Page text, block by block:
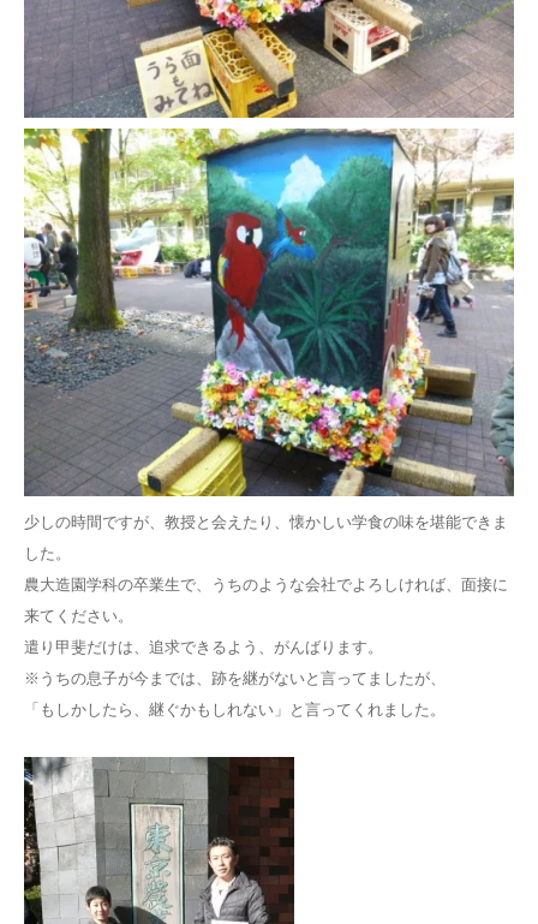
少しの時間ですが、教授と会えたり、懐かしい学食の味を堪能できま
した。
農大造園学科の卒業生で、うちのような会社でよろしければ、面接に
来てください。
遣り甲斐だけは、追求できるよう、がんばります。
※うちの息子が今までは、跡を継がないと言ってましたが、
「もしかしたら、継ぐかもしれない」と言ってくれました。